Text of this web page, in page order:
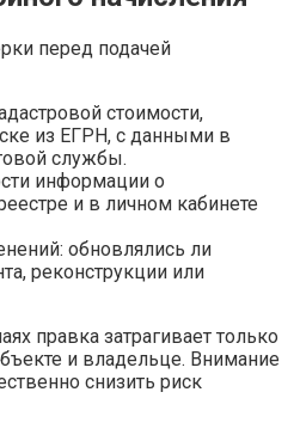
перед подачей
стоимости,
из ЕГРН, с данными в
службы.
информации о
и в личном кабинете
обновлялись ли
реконструкции или
правка затрагивает только
и владельце. Внимание
снизить риск